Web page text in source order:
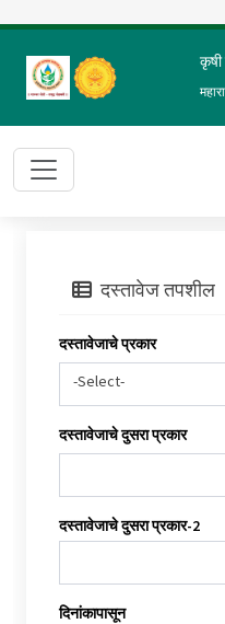
कृषी
दस्तावेज तपशील
दस्तावेजाचे प्रकार
-Select-
दस्तावेजाचे दुसरा प्रकार
दस्तावेजाचे दुसरा प्रकार-2
दिनांकापासून